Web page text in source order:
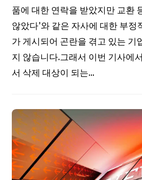
품에 대한 연락을 받았지만 교환
않았다'와 같은 자사에 대한 부정
가 게시되어 곤란을 겪고 있는 기
지 않습니다.그래서 이번 기사에
서 삭제 대상이 되는...